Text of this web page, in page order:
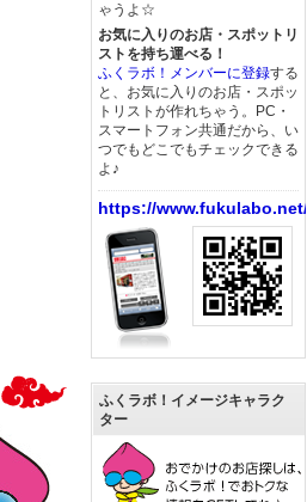
ゃうよ☆
お気に入りのお店・スポットリ
ストを持ち運べる！
ふくラボ！メンバーに登録する
と、お気に入りのお店・スポッ
トリストが作れちゃう。PC・
スマートフォン共通だから、い
つでもどこでもチェックできる
よ♪
https://www.fukulabo.net/
ふくラボ！イメージキャラク
ター